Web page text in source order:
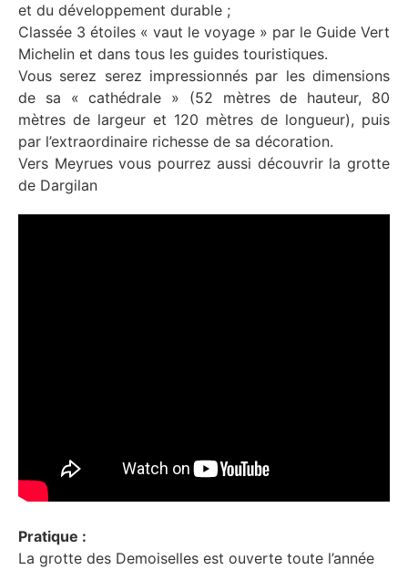
et du développement durable ;
Classée 3 étoiles « vaut le voyage » par le Guide Vert
Michelin et dans tous les guides touristiques.
Vous serez serez impressionnés par les dimensions
de sa « cathédrale » (52 mètres de hauteur, 80
mètres de largeur et 120 mètres de longueur), puis
par l’extraordinaire richesse de sa décoration.
Vers Meyrues vous pourrez aussi découvrir la grotte
de Dargilan
Pratique :
La grotte des Demoiselles est ouverte toute l’année